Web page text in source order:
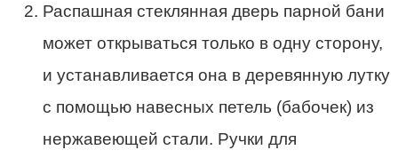
Распашная стеклянная дверь парной бани
может открываться только в одну сторону,
и устанавливается она в деревянную лутку
с помощью навесных петель (бабочек) из
нержавеющей стали. Ручки для